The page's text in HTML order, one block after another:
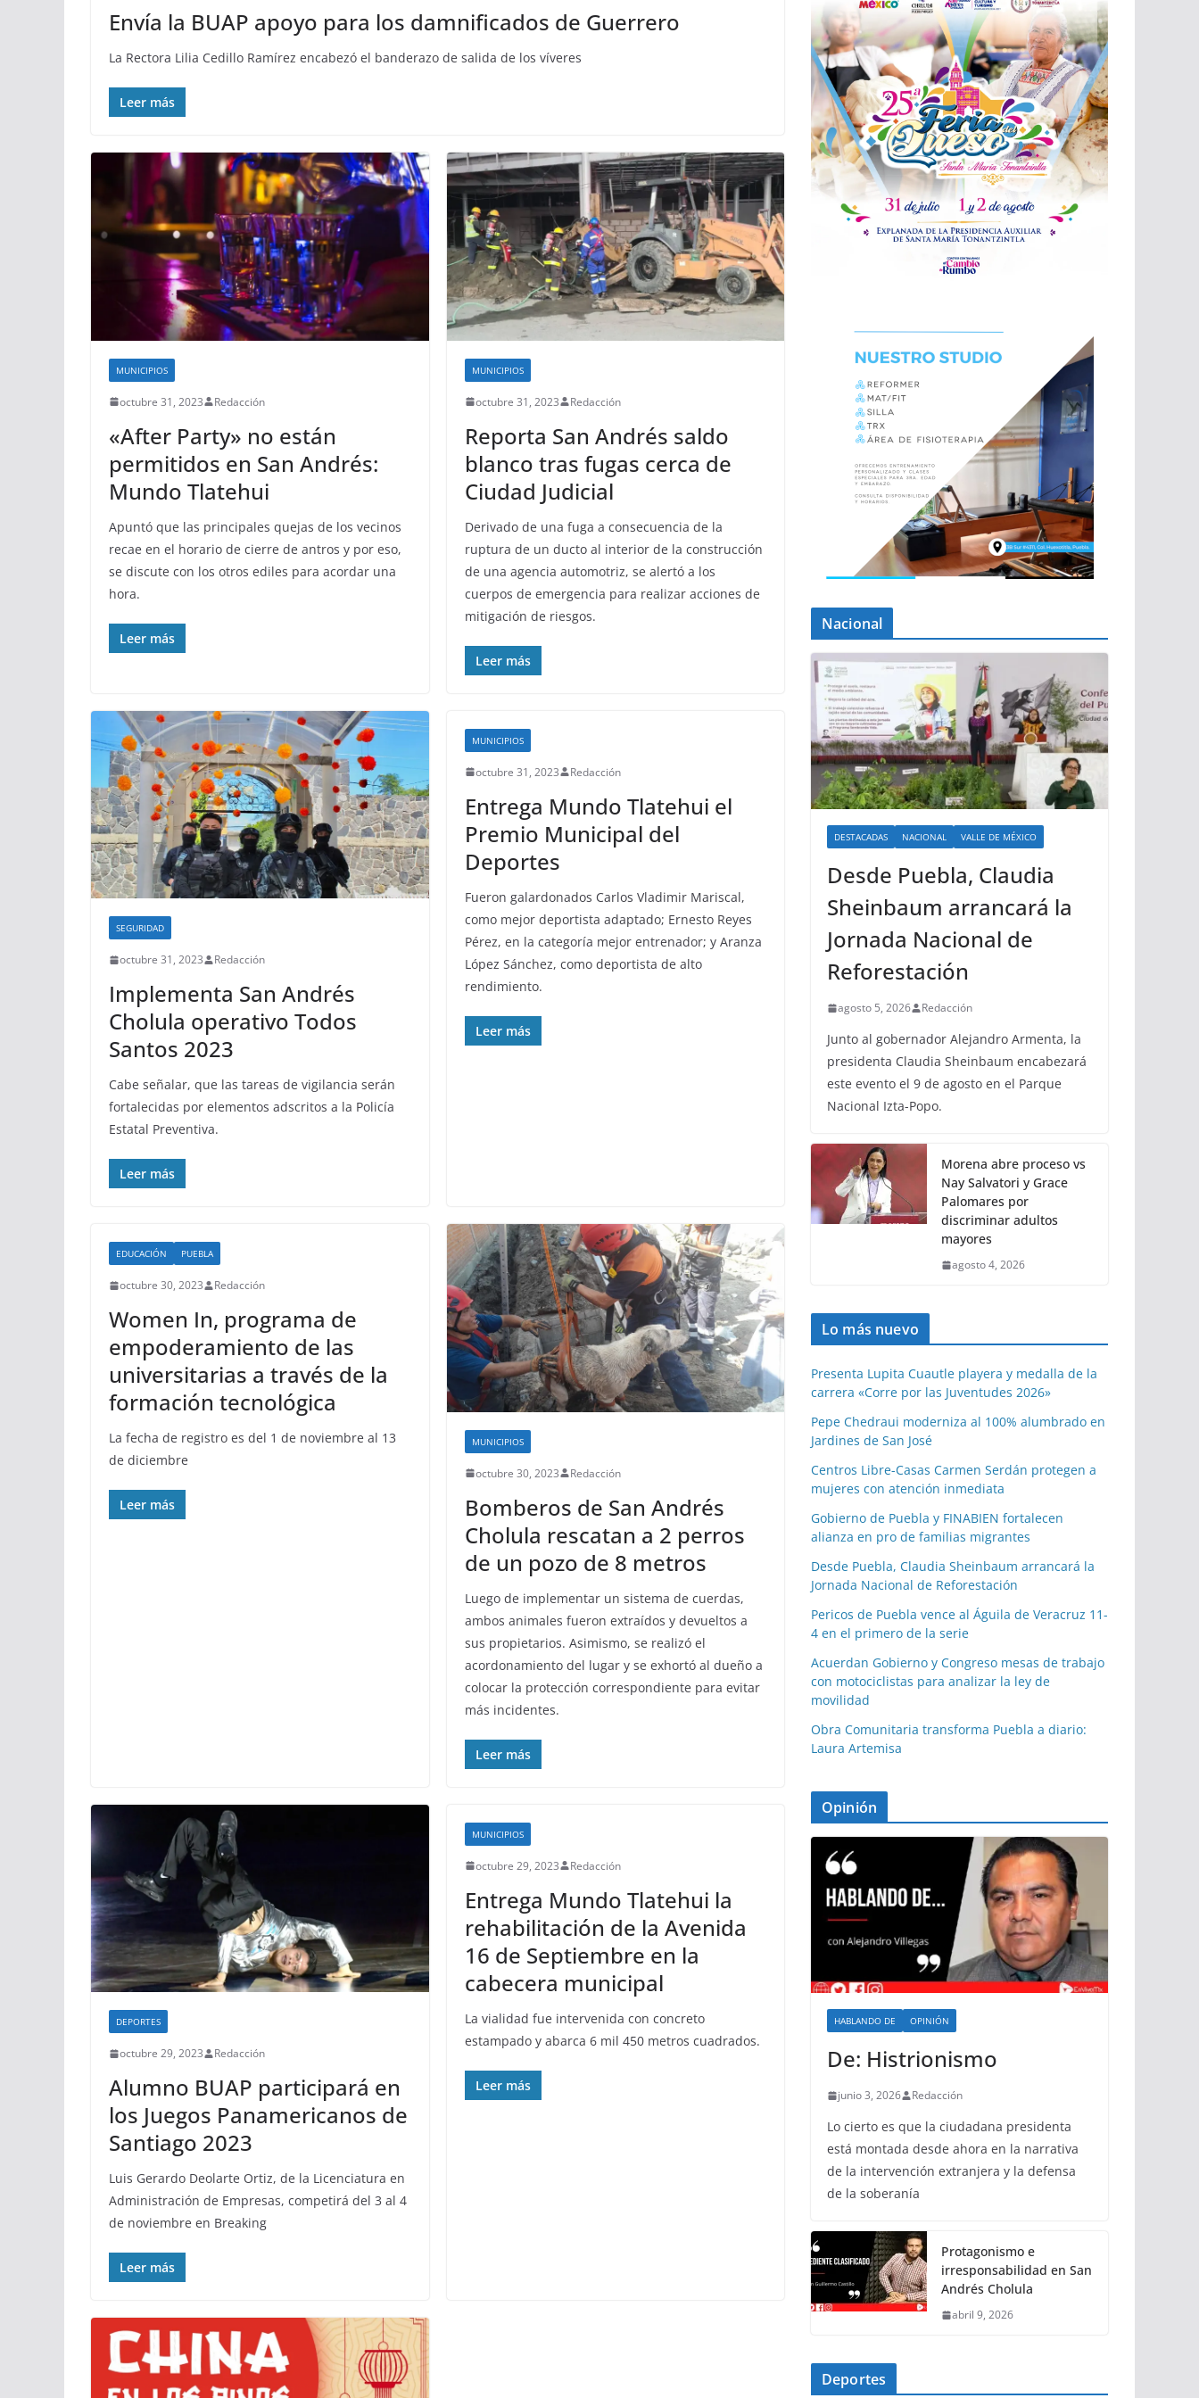
Envía la BUAP apoyo para los damnificados de Guerrero
La Rectora Lilia Cedillo Ramírez encabezó el banderazo de salida de los víveres
Leer más
MUNICIPIOS
octubre 31, 2023 Redacción
«After Party» no están
permitidos en San Andrés:
Mundo Tlatehui
Apuntó que las principales quejas de los vecinos
recae en el horario de cierre de antros y por eso,
se discute con los otros ediles para acordar una
hora.
Leer más
MUNICIPIOS
octubre 31, 2023 Redacción
Reporta San Andrés saldo
blanco tras fugas cerca de
Ciudad Judicial
Derivado de una fuga a consecuencia de la
ruptura de un ducto al interior de la construcción
de una agencia automotriz, se alertó a los
cuerpos de emergencia para realizar acciones de
mitigación de riesgos.
Leer más
SEGURIDAD
octubre 31, 2023 Redacción
Implementa San Andrés
Cholula operativo Todos
Santos 2023
Cabe señalar, que las tareas de vigilancia serán
fortalecidas por elementos adscritos a la Policía
Estatal Preventiva.
Leer más
MUNICIPIOS
octubre 31, 2023 Redacción
Entrega Mundo Tlatehui el
Premio Municipal del
Deportes
Fueron galardonados Carlos Vladimir Mariscal,
como mejor deportista adaptado; Ernesto Reyes
Pérez, en la categoría mejor entrenador; y Aranza
López Sánchez, como deportista de alto
rendimiento.
Leer más
EDUCACIÓN PUEBLA
octubre 30, 2023 Redacción
Women In, programa de
empoderamiento de las
universitarias a través de la
formación tecnológica
La fecha de registro es del 1 de noviembre al 13
de diciembre
Leer más
MUNICIPIOS
octubre 30, 2023 Redacción
Bomberos de San Andrés
Cholula rescatan a 2 perros
de un pozo de 8 metros
Luego de implementar un sistema de cuerdas,
ambos animales fueron extraídos y devueltos a
sus propietarios. Asimismo, se realizó el
acordonamiento del lugar y se exhortó al dueño a
colocar la protección correspondiente para evitar
más incidentes.
Leer más
DEPORTES
octubre 29, 2023 Redacción
Alumno BUAP participará en
los Juegos Panamericanos de
Santiago 2023
Luis Gerardo Deolarte Ortiz, de la Licenciatura en
Administración de Empresas, competirá del 3 al 4
de noviembre en Breaking
Leer más
MUNICIPIOS
octubre 29, 2023 Redacción
Entrega Mundo Tlatehui la
rehabilitación de la Avenida
16 de Septiembre en la
cabecera municipal
La vialidad fue intervenida con concreto
estampado y abarca 6 mil 450 metros cuadrados.
Leer más
Nacional
DESTACADAS NACIONAL VALLE DE MÉXICO
Desde Puebla, Claudia
Sheinbaum arrancará la
Jornada Nacional de
Reforestación
agosto 5, 2026 Redacción
Junto al gobernador Alejandro Armenta, la
presidenta Claudia Sheinbaum encabezará
este evento el 9 de agosto en el Parque
Nacional Izta-Popo.
Morena abre proceso vs
Nay Salvatori y Grace
Palomares por
discriminar adultos
mayores
agosto 4, 2026
Lo más nuevo
Presenta Lupita Cuautle playera y medalla de la
carrera «Corre por las Juventudes 2026»
Pepe Chedraui moderniza al 100% alumbrado en
Jardines de San José
Centros Libre-Casas Carmen Serdán protegen a
mujeres con atención inmediata
Gobierno de Puebla y FINABIEN fortalecen
alianza en pro de familias migrantes
Desde Puebla, Claudia Sheinbaum arrancará la
Jornada Nacional de Reforestación
Pericos de Puebla vence al Águila de Veracruz 11-
4 en el primero de la serie
Acuerdan Gobierno y Congreso mesas de trabajo
con motociclistas para analizar la ley de
movilidad
Obra Comunitaria transforma Puebla a diario:
Laura Artemisa
Opinión
HABLANDO DE OPINIÓN
De: Histrionismo
junio 3, 2026 Redacción
Lo cierto es que la ciudadana presidenta
está montada desde ahora en la narrativa
de la intervención extranjera y la defensa
de la soberanía
Protagonismo e
irresponsabilidad en San
Andrés Cholula
abril 9, 2026
Deportes